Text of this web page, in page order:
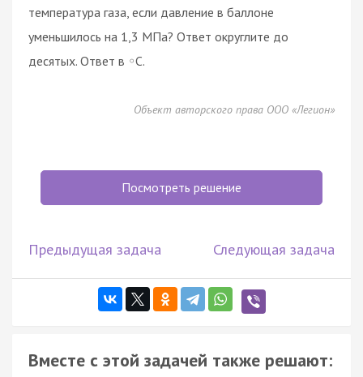
температура газа, если давление в баллоне
уменьшилось на 1,3 МПа? Ответ округлите до
десятых. Ответ в ◦C.
Объект авторского права ООО «Легион»
Посмотреть решение
Предыдущая задача Следующая задача
Вместе с этой задачей также решают: